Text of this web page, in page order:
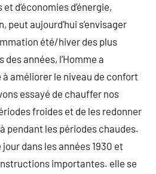
d’économies d’énergie,
peut aujourd’hui s’envisager
été/hiver des plus
années, l’Homme a
améliorer le niveau de confort
essayé de chauffer nos
froides et de les redonner
pendant les périodes chaudes.
dans les années 1930 et
importantes. elle se